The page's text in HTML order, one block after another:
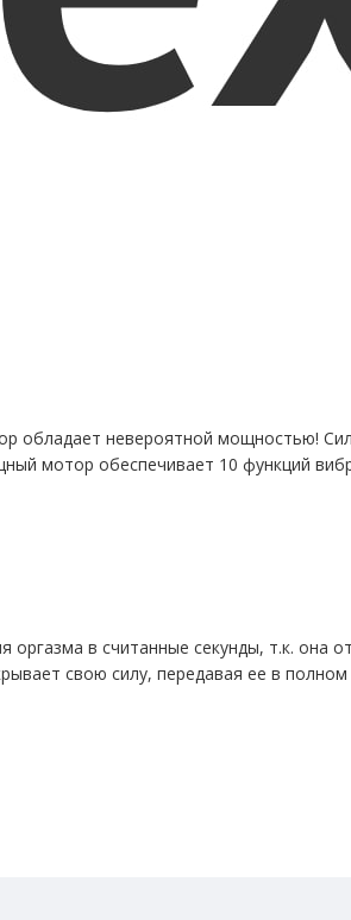
обладает невероятной мощностью!
мотор обеспечивает 10 функций
в считанные секунды, т.к. она
свою силу, передавая ее в